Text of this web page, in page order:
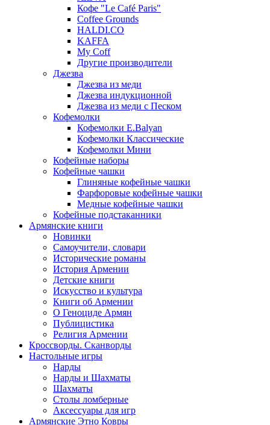
Кофе "Le Café Paris"
Coffee Grounds
HALDI.CO
KAFFA
My Coff
Другие производители
Джезва
Джезва из меди
Джезва индукционной
Джезва из меди с Песком
Кофемолки
Кофемолки E.Balyan
Кофемолки Классические
Кофемолки Мини
Кофейные наборы
Кофейные чашки
Глиняные кофейные чашки
Фарфоровые кофейные чашки
Медные кофейные чашки
Кофейные подстаканники
Армянские книги
Новинки
Самоучители, словари
Исторические романы
История Армении
Детские книги
Иcкусство и культура
Книги об Армении
О Геноциде Армян
Публицистика
Религия Армении
Кроссворды. Сканворды
Настольные игры
Нарды
Нарды и Шахматы
Шахматы
Столы ломберные
Аксессуары для игр
Армянские Этно Ковры